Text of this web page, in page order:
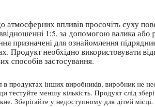
впливів просочіть суху
1:5, за допомогою валика
призначені для ознайомлення
Продукт необхідно використовувати
способів застосування.
продуктах інших виробників, виробник не
меншу кількість. Продукт слід
Зберігайте у недоступному для дітей